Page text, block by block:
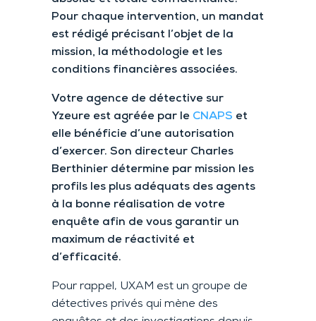
Pour chaque intervention, un mandat
est rédigé précisant l’objet de la
mission, la méthodologie et les
conditions financières associées.
Votre agence de détective sur
Yzeure est agréée par le CNAPS et
elle bénéficie d’une autorisation
d’exercer. Son directeur Charles
Berthinier détermine par mission les
profils les plus adéquats des agents
à la bonne réalisation de votre
enquête afin de vous garantir un
maximum de réactivité et
d’efficacité.
Pour rappel, UXAM est un groupe de
détectives privés qui mène des